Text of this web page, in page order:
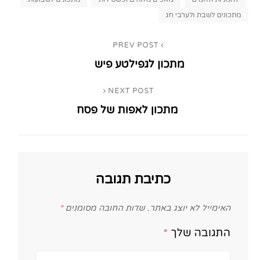
מתכונים לשבת ולערבי חג
PREV POST
מתכון לגפילטע פיש
NEXT POST
מתכון לאפות של פסח
כתיבת תגובה
האימייל לא יוצג באתר. שדות החובה מסומנים*
התגובה שלך *